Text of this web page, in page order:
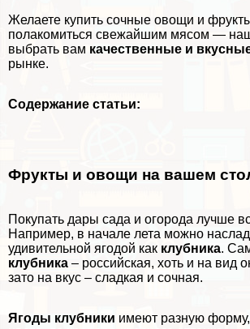
Желаете купить сочные овощи и
полакомиться свежайшим мясом —
выбрать вам качественные и
рынке.
Содержание статьи:
Фрукты и овощи на вашем
Покупать дары сада и огорода лучше
Например, в начале лета можно
удивительной ягодой как клубника.
клубника – российская, хоть и на вид
зато на вкус – сладкая и сочная.
Ягоды клубники имеют разную форму,